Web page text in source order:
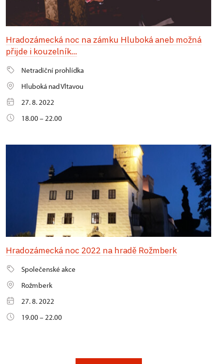
Hradozámecká noc na zámku Hluboká aneb možná
přijde i kouzelník...
Netradiční prohlídka
Hluboká nad Vltavou
27. 8. 2022
18.00 – 22.00
Hradozámecká noc 2022 na hradě Rožmberk
Společenské akce
Rožmberk
27. 8. 2022
19.00 – 22.00